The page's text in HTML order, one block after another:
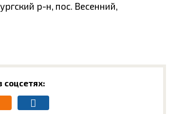
р-н, пос. Весенний,
соцсетях: